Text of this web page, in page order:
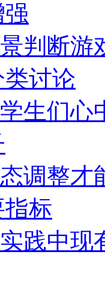
判断游
讨论
生们心
调整才
标
践中现